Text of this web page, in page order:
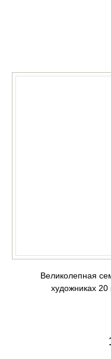
Великолепная
художниках 20